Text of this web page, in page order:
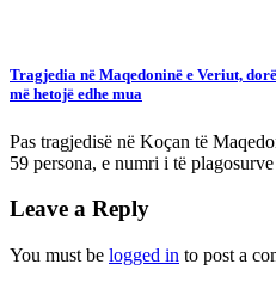
Tragjedia në Maqedoninë e Veriut,
më hetojë edhe mua
Pas tragjedisë në Koçan të
59 persona, e numri i të
Leave a Reply
You must be logged in to post a